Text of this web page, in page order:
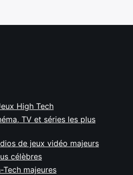
High Tech
TV et séries les plus
de jeux vidéo majeurs
célèbres
Tech majeures